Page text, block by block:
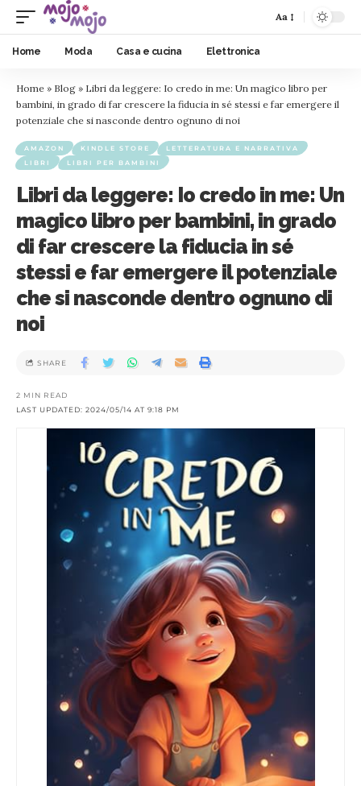
Aa
Home Moda Casa e cucina Elettronica
Home » Blog » Libri da leggere: Io credo in me: Un magico libro per
bambini, in grado di far crescere la fiducia in sé stessi e far emergere il
potenziale che si nasconde dentro ognuno di noi
AMAZON KINDLE STORE
LETTERATURA E NARRATIVA
LIBRI
LIBRI PER BAMBINI
Libri da leggere: Io credo in me: Un
magico libro per bambini, in grado
di far crescere la fiducia in sé
stessi e far emergere il potenziale
che si nasconde dentro ognuno di
noi
LAST UPDATED: 2024/05/14 AT 9:18 PM
2 MIN READ
SHARE